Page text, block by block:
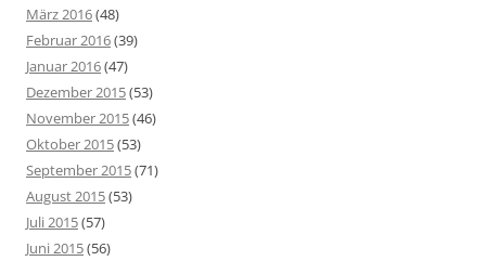
März 2016(48)
Februar 2016(39)
Januar 2016(47)
Dezember 2015(53)
November 2015(46)
Oktober 2015(53)
September 2015(71)
August 2015(53)
Juli 2015(57)
Juni 2015(56)